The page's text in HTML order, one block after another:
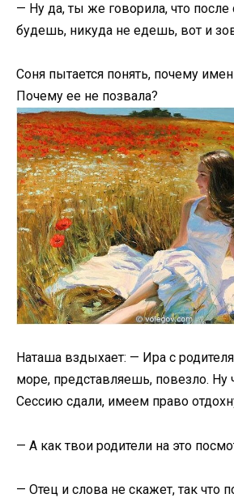
— Ну да, ты же говорила, что после
будешь, никуда не едешь, вот и
Соня пытается понять, почему
Почему ее не позвала?
Наташа вздыхает: — Ира с
море, представляешь, повезло. Ну
Сессию сдали, имеем право
— А как твои родители на это
— Отец и слова не скажет, так что